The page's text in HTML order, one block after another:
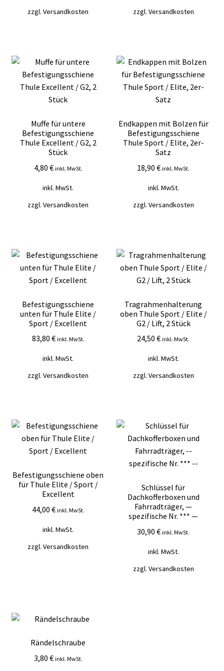
zzgl.Versandkosten
zzgl. Versandkosten
Muffe für untere
Befestigungsschiene
Thule Excellent / G2, 2
Stück
4,80 € inkl. MwSt.
inkl. MwSt.
zzgl.Versandkosten
Endkappen mit Bolzen für
Befestigungsschiene
Thule Sport / Elite, 2er-
Satz
18,90€ inkl. MwSt.
inkl. MwSt.
zzgl. Versandkosten
Befestigungsschiene
unten für Thule Elite /
Sport / Excellent
83,80 € inkl. MwSt.
inkl. MwSt.
zzgl.Versandkosten
Tragrahmenhalterung
oben Thule Sport / Elite /
G2 / Lift, 2 Stück
24,50€ inkl. MwSt.
inkl. MwSt.
zzgl. Versandkosten
Befestigungsschiene oben
für Thule Elite / Sport /
Excellent
44,00 € inkl. MwSt.
inkl. MwSt.
zzgl.Versandkosten
Schlüssel für
Dachkofferboxen und
Fahrradträger, —
spezifische Nr. *** —
30,90€ inkl. MwSt.
inkl. MwSt.
zzgl. Versandkosten
Rändelschraube
3,80 € inkl. MwSt.